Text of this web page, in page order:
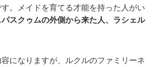
す。メイドを育てる才能を持った人がい
スクゥムの外側から来た人、ラシェル
になりますが、ルクルのファミリーネ